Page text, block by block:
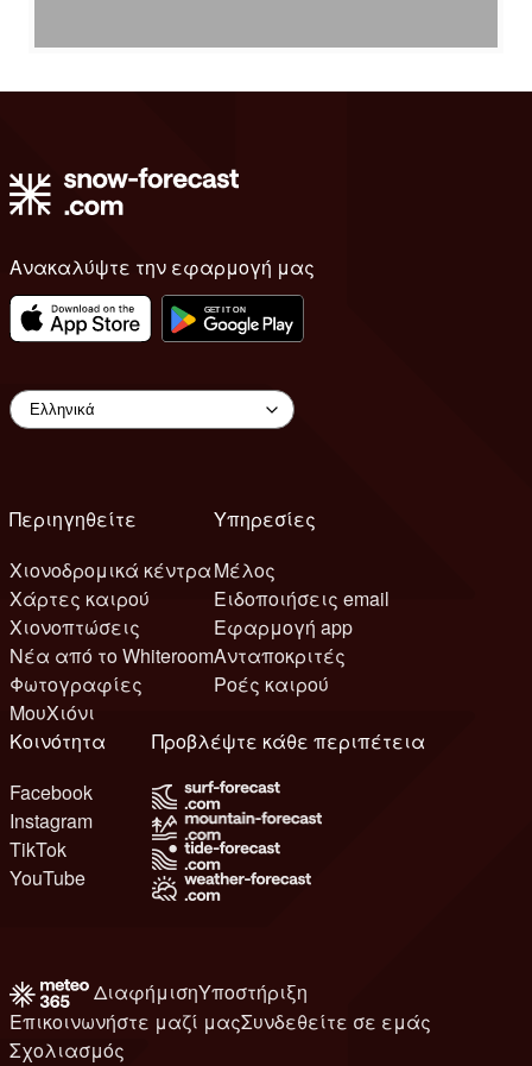
Ανακαλύψτε την εφαρμογή μας
Περιηγηθείτε
Χιονοδρομικά κέντρα
Χάρτες καιρού
Χιονοπτώσεις
Νέα από το Whiteroom
Φωτογραφίες
ΜουΧιόνι
Υπηρεσίες
Μέλος
Ειδοποιήσεις email
Εφαρμογή app
Ανταποκριτές
Ροές καιρού
Κοινότητα
Facebook
Instagram
TikTok
YouTube
Προβλέψτε κάθε περιπέτεια
ΔιαφήμισηΥποστήριξη
Επικοινωνήστε μαζί μαςΣυνδεθείτε σε εμάς
Σχολιασμός